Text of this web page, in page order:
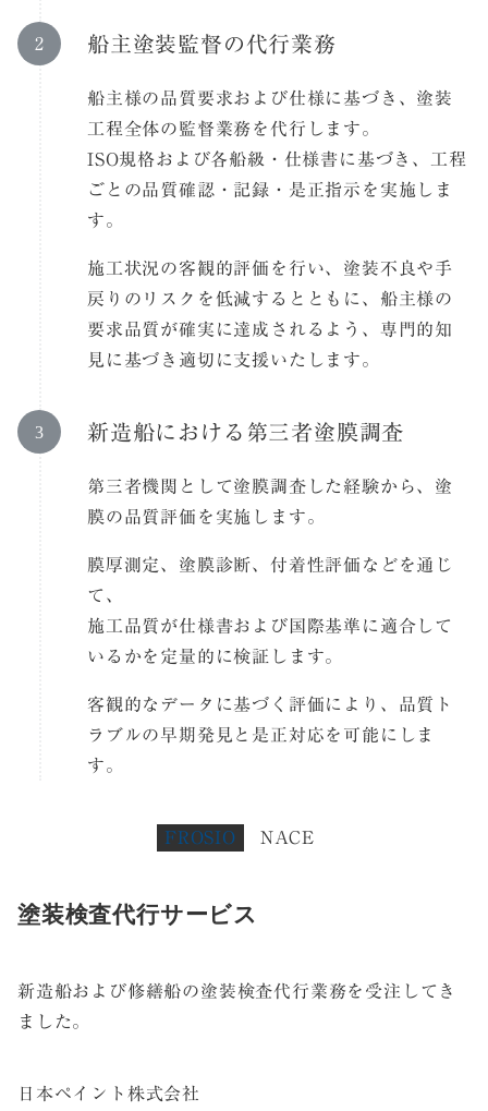
船主塗装監督の代行業務
船主様の品質要求および仕様に基づき、塗装
工程全体の監督業務を代行します。
ISO規格および各船級・仕様書に基づき、工程
ごとの品質確認・記録・是正指示を実施しま
す。
施工状況の客観的評価を行い、塗装不良や手
戻りのリスクを低減するとともに、船主様の
要求品質が確実に達成されるよう、専門的知
見に基づき適切に支援いたします。
新造船における第三者塗膜調査
第三者機関として塗膜調査した経験から、塗
膜の品質評価を実施します。
膜厚測定、塗膜診断、付着性評価などを通じ
て、
施工品質が仕様書および国際基準に適合して
いるかを定量的に検証します。
客観的なデータに基づく評価により、品質ト
ラブルの早期発見と是正対応を可能にしま
す。
FROSIO NACE
塗装検査代行サービス
新造船および修繕船の塗装検査代行業務を受注してき
ました。
日本ペイント株式会社